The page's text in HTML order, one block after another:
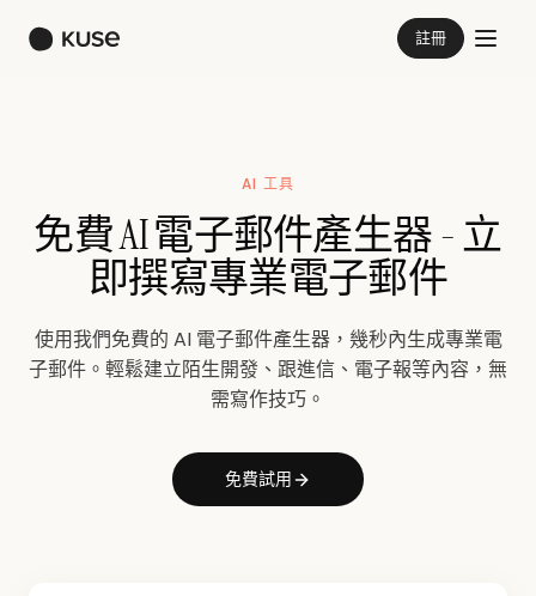
註冊
AI 工具
免費 AI 電子郵件產生器 - 立
即撰寫專業電子郵件
使用我們免費的 AI 電子郵件產生器，幾秒內生成專業電
子郵件。輕鬆建立陌生開發、跟進信、電子報等內容，無
需寫作技巧。
免費試用